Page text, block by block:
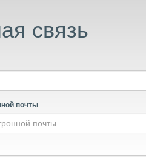
связь
почты